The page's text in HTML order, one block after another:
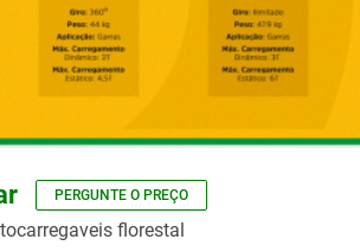
PERGUNTE O PREÇO
florestal